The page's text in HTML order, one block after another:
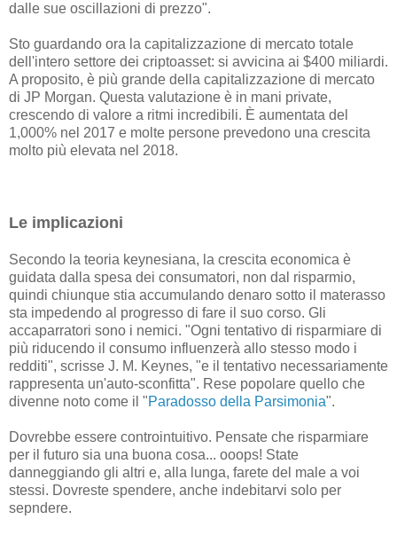
dalle sue oscillazioni di prezzo".
Sto guardando ora la capitalizzazione di mercato totale
dell'intero settore dei criptoasset: si avvicina ai $400 miliardi.
A proposito, è più grande della capitalizzazione di mercato
di JP Morgan. Questa valutazione è in mani private,
crescendo di valore a ritmi incredibili. È aumentata del
1,000% nel 2017 e molte persone prevedono una crescita
molto più elevata nel 2018.
Le implicazioni
Secondo la teoria keynesiana, la crescita economica è
guidata dalla spesa dei consumatori, non dal risparmio,
quindi chiunque stia accumulando denaro sotto il materasso
sta impedendo al progresso di fare il suo corso. Gli
accaparratori sono i nemici. "Ogni tentativo di risparmiare di
più riducendo il consumo influenzerà allo stesso modo i
redditi", scrisse J. M. Keynes, "e il tentativo necessariamente
rappresenta un'auto-sconfitta". Rese popolare quello che
divenne noto come il "Paradosso della Parsimonia".
Dovrebbe essere controintuitivo. Pensate che risparmiare
per il futuro sia una buona cosa... ooops! State
danneggiando gli altri e, alla lunga, farete del male a voi
stessi. Dovreste spendere, anche indebitarvi solo per
sepndere.